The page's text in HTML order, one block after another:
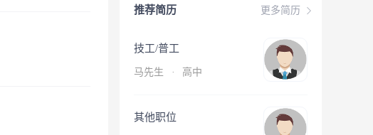
更多简历
推荐简历
技工/普工
马先生 · 高中
其他职位